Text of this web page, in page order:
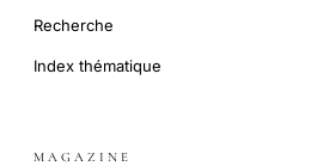
Recherche
Index thématique
MAGAZINE